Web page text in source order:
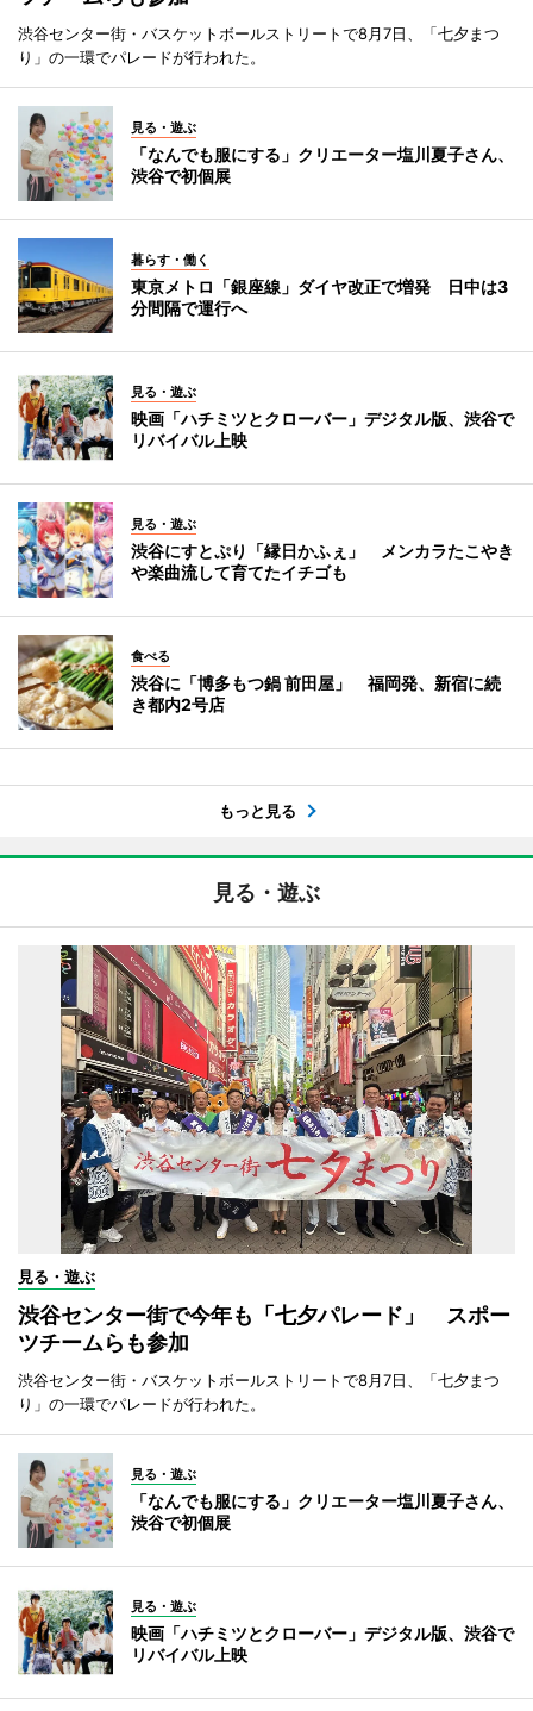
渋谷センター街・バスケットボールストリートで8月7日、「七夕まつ
り」の一環でパレードが行われた。
見る・遊ぶ
「なんでも服にする」クリエーター塩川夏子さん、
渋谷で初個展
暮らす・働く
東京メトロ「銀座線」ダイヤ改正で増発 日中は3
分間隔で運行へ
見る・遊ぶ
映画「ハチミツとクローバー」デジタル版、渋谷で
リバイバル上映
見る・遊ぶ
渋谷にすとぷり「縁日かふぇ」 メンカラたこやき
や楽曲流して育てたイチゴも
食べる
渋谷に「博多もつ鍋 前田屋」 福岡発、新宿に続
き都内2号店
もっと見る
見る・遊ぶ
見る・遊ぶ
渋谷センター街で今年も「七夕パレード」 スポー
ツチームらも参加
渋谷センター街・バスケットボールストリートで8月7日、「七夕まつ
り」の一環でパレードが行われた。
見る・遊ぶ
「なんでも服にする」クリエーター塩川夏子さん、
渋谷で初個展
見る・遊ぶ
映画「ハチミツとクローバー」デジタル版、渋谷で
リバイバル上映